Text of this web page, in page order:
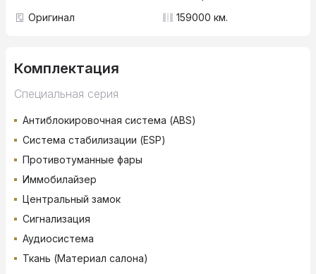
Оригинал
159000 км.
Комплектация
Специальная серия
Антиблокировочная система (ABS)
Система стабилизации (ESP)
Противотуманные фары
Иммобилайзер
Центральный замок
Сигнализация
Аудиосистема
Ткань (Материал салона)